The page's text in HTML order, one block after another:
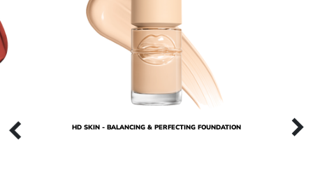
HD SKIN - BALANCING & PERFECTING FOUNDATION​